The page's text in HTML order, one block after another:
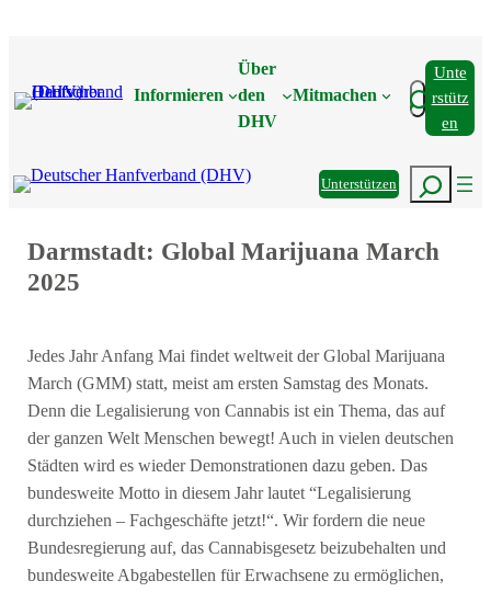
Informieren
Über
den
DHV
Mitmachen Suchen
Unte
Rstütz
En
UnterstützenSuchen
Darmstadt: Global Marijuana March
2025
Jedes Jahr Anfang Mai findet weltweit der Global Marijuana
March (GMM) statt, meist am ersten Samstag des Monats.
Denn die Legalisierung von Cannabis ist ein Thema, das auf
der ganzen Welt Menschen bewegt! Auch in vielen deutschen
Städten wird es wieder Demonstrationen dazu geben. Das
bundesweite Motto in diesem Jahr lautet “Legalisierung
durchziehen – Fachgeschäfte jetzt!“. Wir fordern die neue
Bundesregierung auf, das Cannabisgesetz beizubehalten und
bundesweite Abgabestellen für Erwachsene zu ermöglichen,